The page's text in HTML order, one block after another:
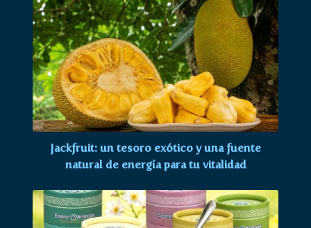
Jackfruit: un tesoro exótico y una fuente
natural de energía para tu vitalidad